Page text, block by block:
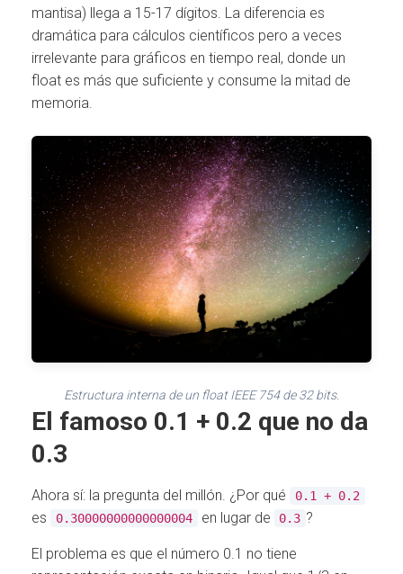
mantisa) llega a 15-17 dígitos. La diferencia es
dramática para cálculos científicos pero a veces
irrelevante para gráficos en tiempo real, donde un
float es más que suficiente y consume la mitad de
memoria.
Estructura interna de un float IEEE 754 de 32 bits.
El famoso 0.1 + 0.2 que no da
0.3
Ahora sí: la pregunta del millón. ¿Por qué 0.1 + 0.2
es 0.30000000000000004 en lugar de 0.3 ?
El problema es que el número 0.1 no tiene